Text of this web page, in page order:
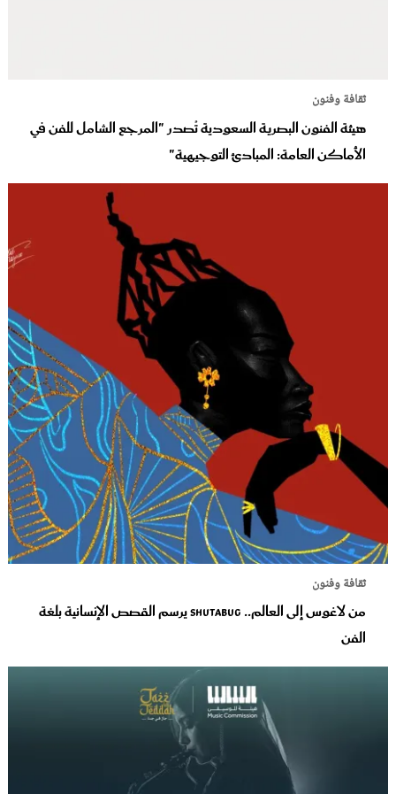
ثقافة وفنون
هيئة الفنون البصرية السعودية تُصدر "المرجع الشامل للفن في
الأماكن العامة: المبادئ التوجيهية"
ثقافة وفنون
من لاغوس إلى العالم.. Shutabug يرسم القصص الإنسانية بلغة
الفن